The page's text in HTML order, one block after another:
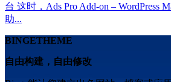
台 这时，Ads Pro Add-on – WordPress
助...
BINGETHEME
自由构建，自由修改